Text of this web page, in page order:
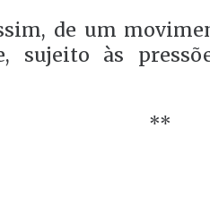
de um
sujeito às
**